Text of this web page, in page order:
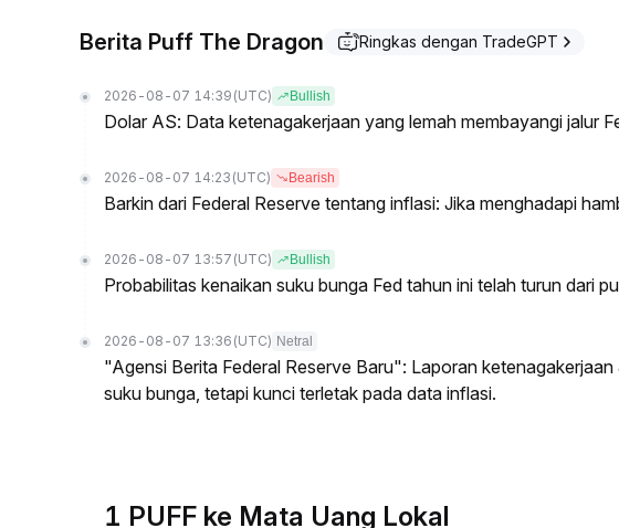
Berita Puff The Dragon Ringkas dengan TradeGPT
2026-08-07 14:39 (UTC) Bullish
Dolar AS: Data ketenagakerjaan yang lemah membayangi jalur
2026-08-07 14:23 (UTC) Bearish
Barkin dari Federal Reserve tentang inflasi: Jika menghadapi
2026-08-07 13:57 (UTC) Bullish
Probabilitas kenaikan suku bunga Fed tahun ini telah turun dari
2026-08-07 13:36 (UTC) Netral
"Agensi Berita Federal Reserve Baru": Laporan
suku bunga, tetapi kunci terletak pada data inflasi.
1 PUFF ke Mata Uang Lokal